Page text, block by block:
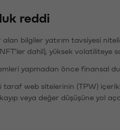
reddi
bilgiler yatırım tavsiyesi
dahil), yüksek volatiliteye
yapmadan önce finansal
taraf web sitelerinin (TPW)
kayıp veya değer düşüşüne yol